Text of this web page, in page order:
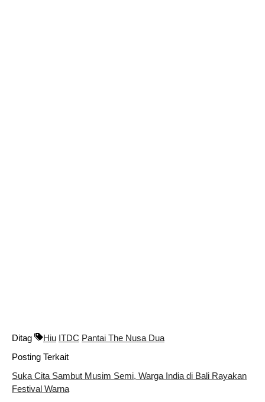
Ditag Hiu ITDC Pantai The Nusa Dua
Posting Terkait
Suka Cita Sambut Musim Semi, Warga India di Bali Rayakan
Festival Warna